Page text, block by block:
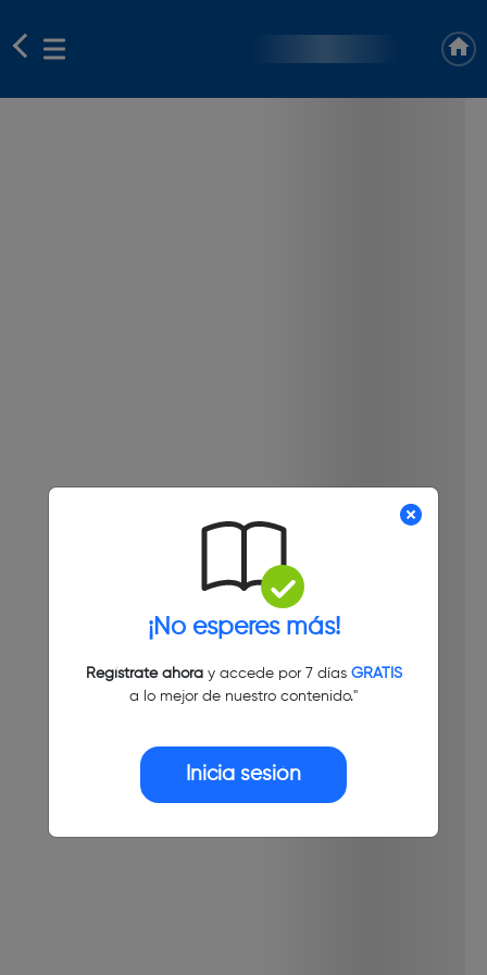
¡No esperes más!
Regístrate ahoray accede por 7 días GRATIS
a lo mejor de nuestro contenido."
Inicia sesión